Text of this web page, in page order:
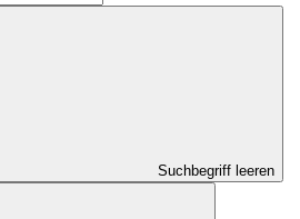
Suchbegriff leeren